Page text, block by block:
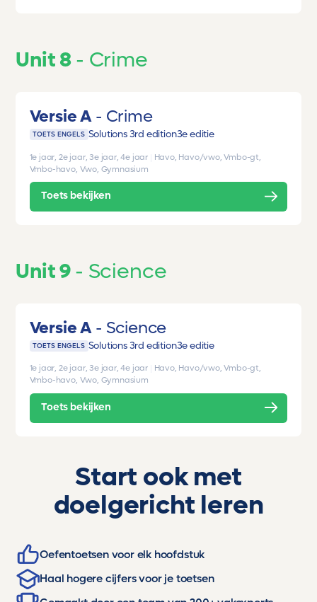
Unit 8 Crime
Versie A Crime
TOETS ENGELS Solutions 3rd edition3e editie
1e jaar, 2e jaar, 3e jaar, 4e jaar
Havo, Havo/vwo, Vmbo-gt,
Vmbo-havo, Vwo, Gymnasium
Toets bekijken
Unit 9 Science
Versie A Science
TOETS ENGELS Solutions 3rd edition3e editie
1e jaar, 2e jaar, 3e jaar, 4e jaar
Havo, Havo/vwo, Vmbo-gt,
Vmbo-havo, Vwo, Gymnasium
Toets bekijken
Start ook met
doelgericht leren
Oefentoetsen voor elk hoofdstuk
Haal hogere cijfers voor je toetsen